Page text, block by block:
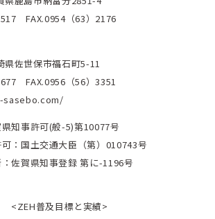
FAX.0954（63）2176
佐世保市福石町5-11
FAX.0956（56）3351
知事許可(般-5)第10077号
：国土交通大臣（第）010743号
佐賀県知事登録 第に-1196号
<ZEH普及目標と実績>